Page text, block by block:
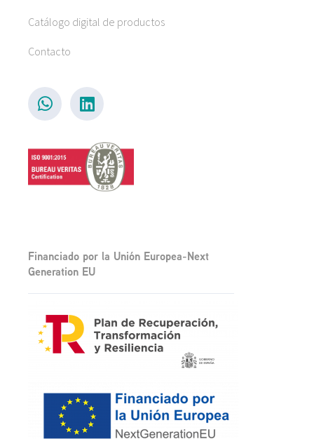
Catálogo digital de productos
Contacto
Financiado por la Unión Europea-Next
Generation EU